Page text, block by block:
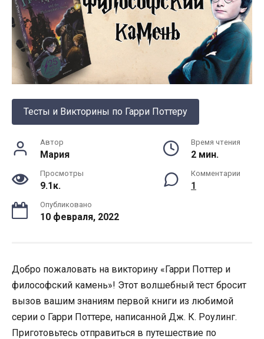
Тесты и Викторины по Гарри Поттеру
Автор
Мария
Время чтения
2 мин.
Просмотры
9.1к.
Комментарии
1
Опубликовано
10 февраля, 2022
Добро пожаловать на викторину «Гарри Поттер и
философский камень»! Этот волшебный тест бросит
вызов вашим знаниям первой книги из любимой
серии о Гарри Поттере, написанной Дж. К. Роулинг.
Приготовьтесь отправиться в путешествие по